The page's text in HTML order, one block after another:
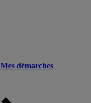
Mes démarches